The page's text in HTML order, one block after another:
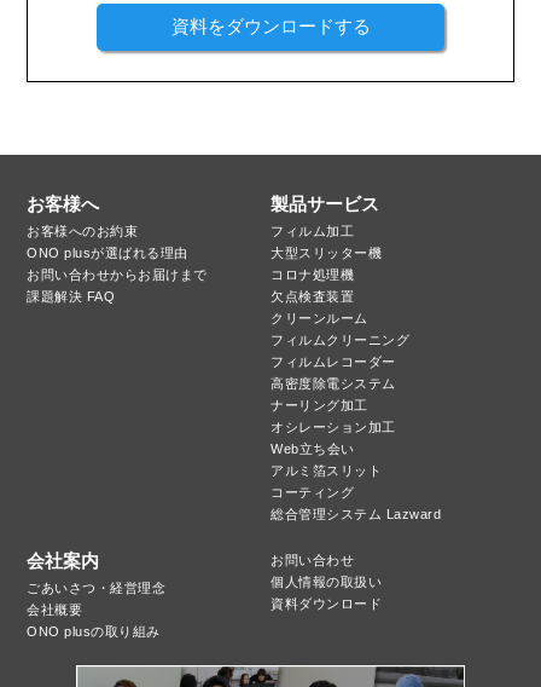
資料をダウンロードする
お客様へ
お客様へのお約束
ONO plusが選ばれる理由
お問い合わせからお届けまで
課題解決 FAQ
製品サービス
フィルム加工
大型スリッター機
コロナ処理機
欠点検査装置
クリーンルーム
フィルムクリーニング
フィルムレコーダー
高密度除電システム
ナーリング加工
オシレーション加工
Web立ち会い
アルミ箔スリット
コーティング
総合管理システム Lazward
会社案内
ごあいさつ・経営理念
会社概要
ONO plusの取り組み
お問い合わせ
個人情報の取扱い
資料ダウンロード